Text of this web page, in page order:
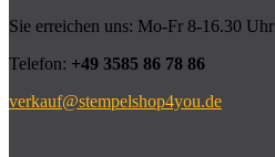
Sie erreichen uns: Mo-Fr 8-16.30 Uhr
Telefon: +49 3585 86 78 86
verkauf@stempelshop4you.de